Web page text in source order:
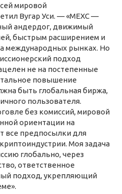
мировой
Вугар Уси. — «MEXC —
андердог, движимый
быстрым расширением и
международных рынках. Но
подход
не на постепенные
повышение
быть глобальная биржа,
пользователя.
без комиссий, мировой
ориентации на
все предпосылки для
Моя задача
глобально, через
ответственное
подход, укрепляющий